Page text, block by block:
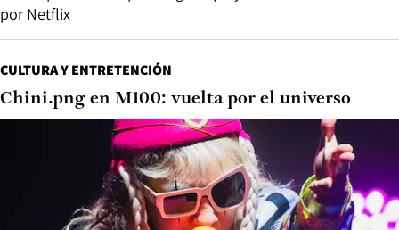
por Netflix
CULTURA Y ENTRETENCIÓN
Chini.png en M100: vuelta por el universo